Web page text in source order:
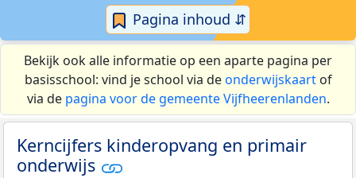
Pagina inhoud ⇵
Bekijk ook alle informatie op een aparte pagina per
basisschool: vind je school via deonderwijskaartof
via de pagina voor de gemeente Vijfheerenlanden.
Kerncijfers kinderopvang en primair
onderwijs